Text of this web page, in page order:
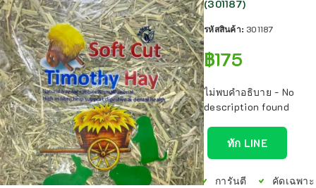
(301187)
รหัสสินค้า: 301187
฿175
ไม่พบคำอธิบาย - No
description found
ทัก LINE
การันตี
คัดเฉพาะ